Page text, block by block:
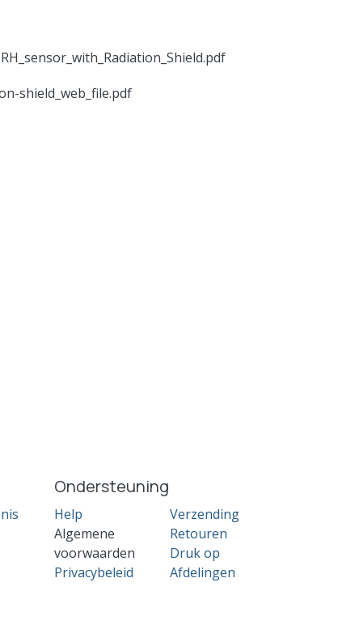
shield_web_file.pdf
Ondersteuning
Help
Algemene
voorwaarden
Privacybeleid
Verzending
Retouren
Druk op
Afdelingen